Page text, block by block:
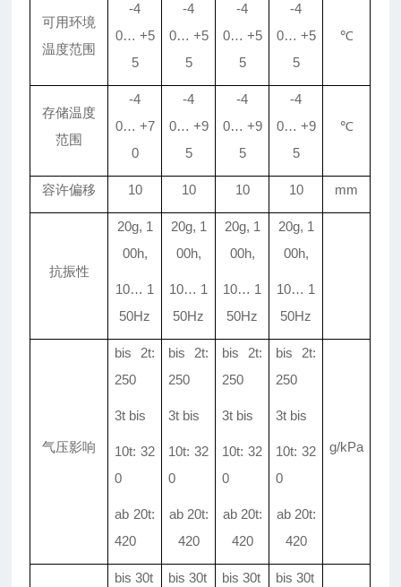
可用环境
温度范围
-4
0… +5
5
-4
0… +5
5
-4
0… +5
5
-4
0… +5
5
℃
存储温度
范围
-4
0… +7
0
-4
0… +9
5
-4
0… +9
5
-4
0… +9
5
℃
容许偏移 10 10 10 10 mm
抗振性
20g, 1
00h,
10… 1
50Hz
20g, 1
00h,
10… 1
50Hz
20g, 1
00h,
10… 1
50Hz
20g, 1
00h,
10… 1
50Hz
气压影响
bis 2t:
250
3t bis
10t: 32
0
ab 20t:
420
bis 2t:
250
3t bis
10t: 32
0
ab 20t:
420
bis 2t:
250
3t bis
10t: 32
0
ab 20t:
420
bis 2t:
250
3t bis
10t: 32
0
ab 20t:
420
g/kPa
bis 30t bis 30t bis 30t bis 30t